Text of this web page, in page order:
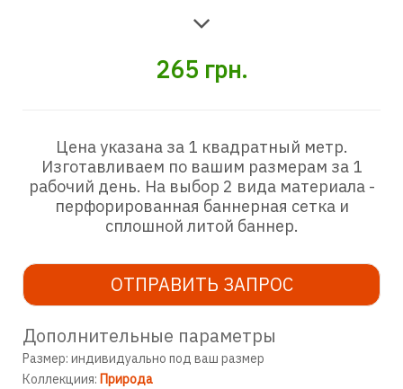
265 грн.
Цена указана за 1 квадратный метр.
Изготавливаем по вашим размерам за 1
рабочий день. На выбор 2 вида материала -
перфорированная баннерная сетка и
сплошной литой баннер.
ОТПРАВИТЬ ЗАПРОС
Дополнительные параметры
Размер: индивидуально под ваш размер
Коллекциия: Природа